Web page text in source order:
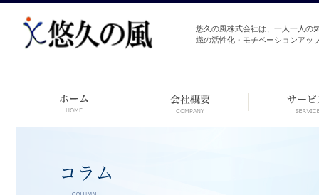
悠久の風株式会社は、一人一人の
織の活性化・モチベーションアッ
テ
ン